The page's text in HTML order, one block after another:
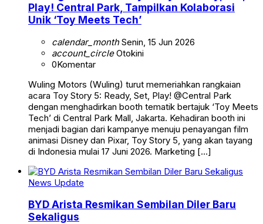
Play! Central Park, Tampilkan Kolaborasi
Unik ‘Toy Meets Tech’
calendar_monthSenin, 15 Jun 2026
account_circleOtokini
0Komentar
Wuling Motors (Wuling) turut memeriahkan rangkaian
acara Toy Story 5: Ready, Set, Play! @Central Park
dengan menghadirkan booth tematik bertajuk ‘Toy Meets
Tech’ di Central Park Mall, Jakarta. Kehadiran booth ini
menjadi bagian dari kampanye menuju penayangan film
animasi Disney dan Pixar, Toy Story 5, yang akan tayang
di Indonesia mulai 17 Juni 2026. Marketing […]
News Update
BYD Arista Resmikan Sembilan Diler Baru
Sekaligus